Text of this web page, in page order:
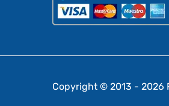
Copyright © 2013 - 2026